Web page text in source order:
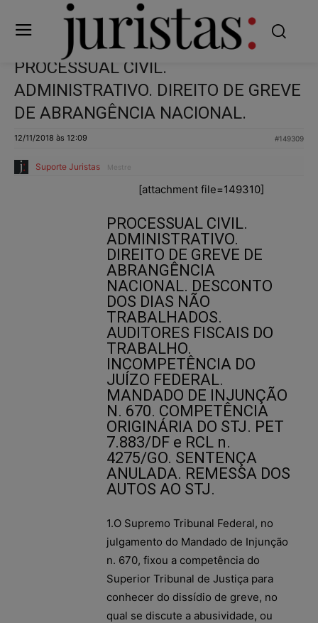
PROCESSUAL CIVIL.
ADMINISTRATIVO. DIREITO DE GREVE
DE ABRANGÊNCIA NACIONAL.
12/11/2018 às 12:09 #149309
Suporte Juristas Mestre
[attachment file=149310]
PROCESSUAL CIVIL.
ADMINISTRATIVO.
DIREITO DE GREVE DE
ABRANGÊNCIA
NACIONAL. DESCONTO
DOS DIAS NÃO
TRABALHADOS.
AUDITORES FISCAIS DO
TRABALHO.
INCOMPETÊNCIA DO
JUÍZO FEDERAL.
MANDADO DE INJUNÇÃO
N. 670. COMPETÊNCIA
ORIGINÁRIA DO STJ. PET
7.883/DF e RCL n.
4275/GO. SENTENÇA
ANULADA. REMESSA DOS
AUTOS AO STJ.
1.O Supremo Tribunal Federal, no
julgamento do Mandado de Injunção
n. 670, fixou a competência do
Superior Tribunal de Justiça para
conhecer do dissídio de greve, no
qual se discute a abusividade, ou